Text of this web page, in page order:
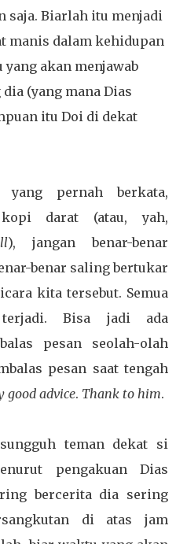
saja. Biarlah itu menjadi
manis dalam kehidupan
akan menjawab
(yang mana Dias
itu Doi di dekat
yang pernah berkata,
darat (atau, yah,
), jangan benar-benar
benar saling bertukar
kita tersebut. Semua
Bisa jadi ada
pesan seolah-olah
pesan saat tengah
good advice. Thank to him.
teman dekat si
pengakuan Dias
bercerita dia sering
di atas jam